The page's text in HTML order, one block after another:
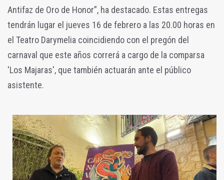
Antifaz de Oro de Honor”, ha destacado. Estas entregas
tendrán lugar el jueves 16 de febrero a las 20.00 horas en
el Teatro Darymelia coincidiendo con el pregón del
carnaval que este años correrá a cargo de la comparsa
'Los Majaras', que también actuarán ante el público
asistente.